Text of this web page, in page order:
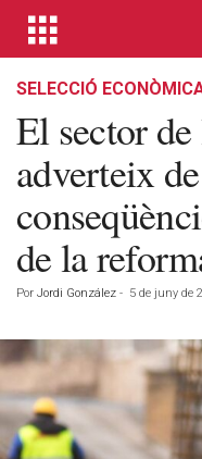
SELECCIÓ
El sector
adverteix
de la
Por Jordi González - 5 de juny de